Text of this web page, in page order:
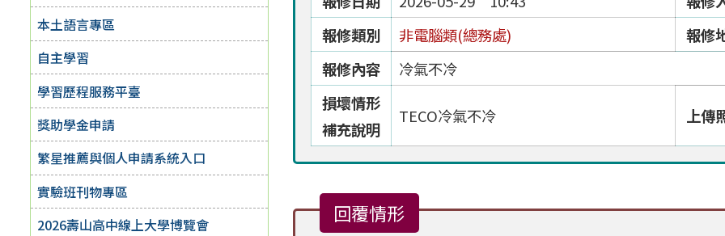
本土語言專區
自主學習
學習歷程服務平臺
獎助學金申請
繁星推薦與個人申請系統入口
實驗班刊物專區
2026壽山高中線上大學博覽會
報修類別
非電腦類(總務處)
報修
報修內容
冷氣不冷
損壞情形
補充說明
TECO冷氣不冷 上傳
回覆情形